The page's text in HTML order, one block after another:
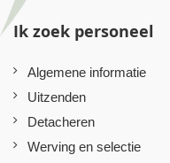
Ik zoek personeel
Algemene informatie
Uitzenden
Detacheren
Werving en selectie